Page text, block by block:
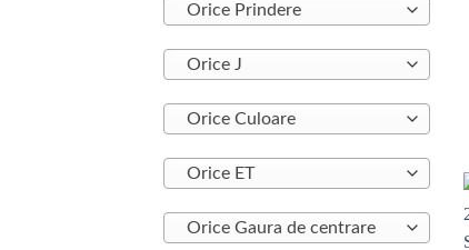
Orice Prindere
Orice J
Orice Culoare
Orice ET
Orice Gaura de centrare